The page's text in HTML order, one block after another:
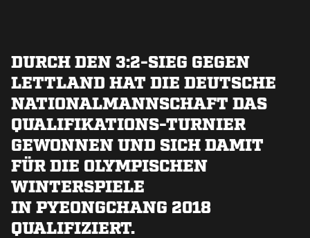
DURCH DEN 3:2-SIEG GEGEN
LETTLAND HAT DIE DEUTSCHE
NATIONALMANNSCHAFT DAS
QUALIFIKATIONS-TURNIER
GEWONNEN UND SICH DAMIT
FÜR DIE OLYMPISCHEN
WINTERSPIELE
IN PYEONGCHANG 2018
QUALIFIZIERT.